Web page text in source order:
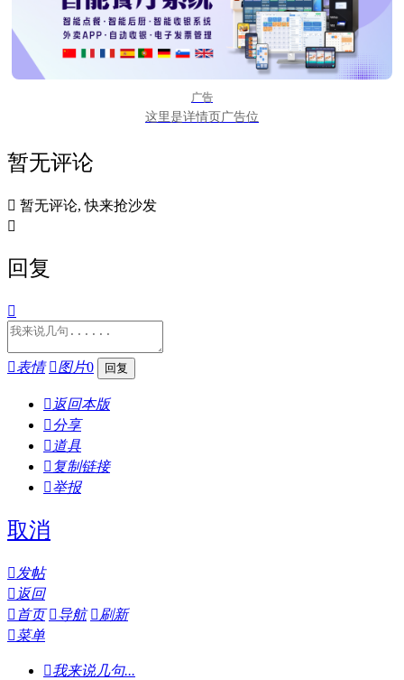
广告
这里是详情页广告位
暂无评论
 暂无评论, 快来抢沙发

回复

表情 图片0
 返回本版
分享
 道具
 复制链接
举报
取消
发帖
 返回
 首页 导航 刷新
菜单
我来说几句...